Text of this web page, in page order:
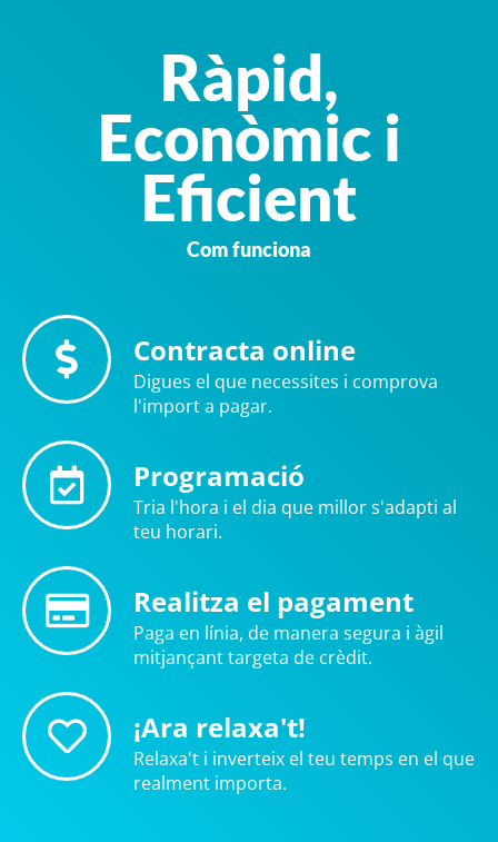
Ràpid,
Econòmic i
Eficient
Com funciona
Contracta online
Digues el que necessites i comprova
l'import a pagar.
Programació
Tria l'hora i el dia que millor s'adapti al
teu horari.
Realitza el pagament
Paga en línia, de manera segura i àgil
mitjançant targeta de crèdit.
¡Ara relaxa't!
Relaxa't i inverteix el teu temps en el que
realment importa.